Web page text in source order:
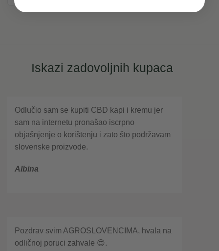
Iskazi zadovoljnih kupaca
Odlučio sam se kupiti CBD kapi i kremu jer
sam na internetu pronašao iscrpno
objašnjenje o korištenju i zato što podržavam
slovenske proizvode.
Albina
Pozdrav svim AGROSLOVENCIMA, hvala na
odličnoj poruci zahvale 😍.